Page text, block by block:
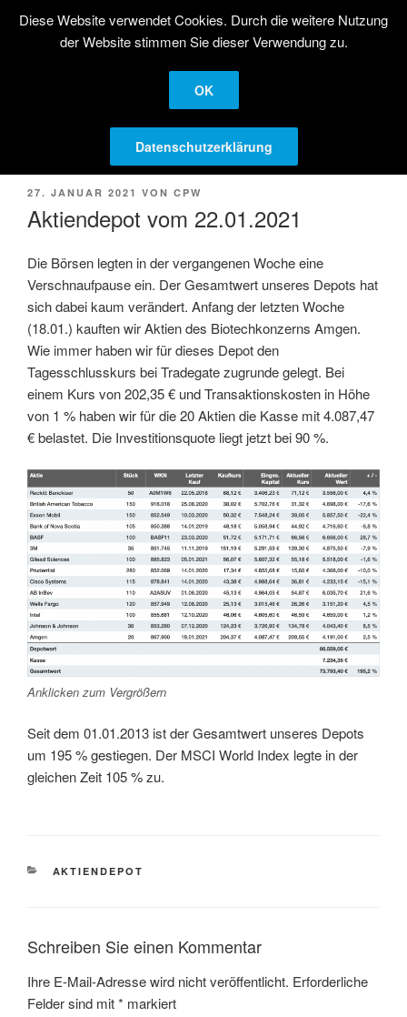
InhaltSTRATEGISCHE
AKTIENANLAGE
Langfristige Kapitalanlage in Aktien
Menü
VERÖFFENTLICHT
27. JANUAR 2021 VON CPW
Aktiendepot vom 22.01.2021
Die Börsen legten in der vergangenen Woche eine
Verschnaufpause ein. Der Gesamtwert unseres Depots hat
sich dabei kaum verändert. Anfang der letzten Woche
(18.01.) kauften wir Aktien des Biotechkonzerns Amgen.
Wie immer haben wir für dieses Depot den
Tagesschlusskurs bei Tradegate zugrunde gelegt. Bei
einem Kurs von 202,35 € und Transaktionskosten in Höhe
von 1 % haben wir für die 20 Aktien die Kasse mit 4.087,47
€ belastet. Die Investitionsquote liegt jetzt bei 90 %.
Anklicken zum Vergrößern
Seit dem 01.01.2013 ist der Gesamtwert unseres Depots
um 195 % gestiegen. Der MSCI World Index legte in der
gleichen Zeit 105 % zu.
KATEGORIEN
AKTIENDEPOT
Schreiben Sie einen Kommentar
Ihre E-Mail-Adresse wird nicht veröffentlicht. Erforderliche
Felder sind mit* markiert
Diese Website verwendet Cookies. Durch die weitere Nutzung
der Website stimmen Sie dieser Verwendung zu.
OK
Datenschutzerklärung